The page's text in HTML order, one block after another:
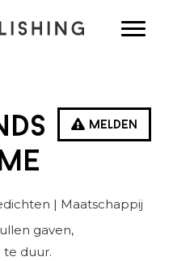
Melden
| Maatschappij
gaven,
duur.